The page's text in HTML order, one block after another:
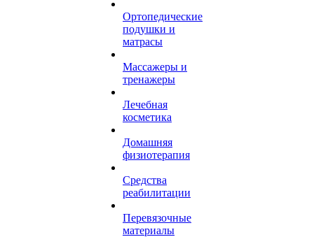
Ортопедические
подушки и
матрасы
Массажеры и
тренажеры
Лечебная
косметика
Домашняя
физиотерапия
Средства
реабилитации
Перевязочные
материалы